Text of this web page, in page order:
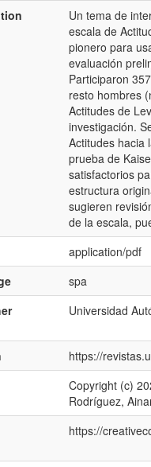
Un tema de
escala de
pionero para
evaluación
Participaron
resto hombres
Actitudes de
investigación.
Actitudes hacia
prueba de
satisfactorios
estructura
sugieren
de la escala,
application/pdf
spa
Universidad
https://
Copyright (c)
Rodríguez,
https://